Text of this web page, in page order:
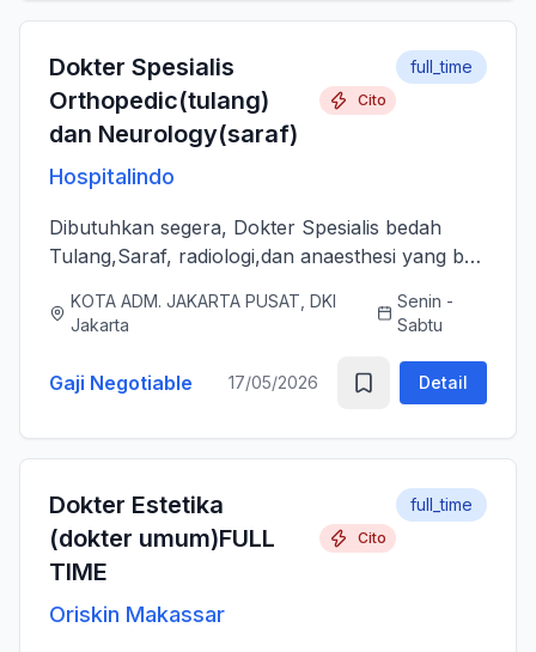
Dokter Spesialis
Orthopedic(tulang)
dan Neurology(saraf)
Cito
Hospitalindo
full_time
Dibutuhkan segera, Dokter Spesialis bedah
Tulang,Saraf, radiologi,dan anaesthesi yang bs
ramah dan berjiwa sosial. Bersedia bergabung
KOTA ADM. JAKARTA PUSAT, DKI
Jakarta
Senin -
Sabtu
Gaji Negotiable 17/05/2026 Detail
Dokter Estetika
(dokter umum)FULL
TIME
Cito
Oriskin Makassar
full_time